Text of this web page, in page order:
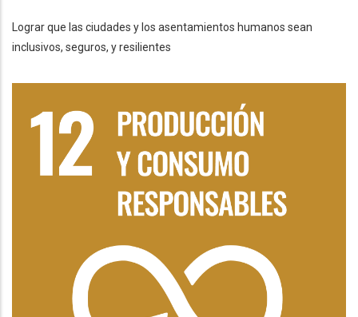
Lograr que las ciudades y los asentamientos humanos sean
inclusivos, seguros, y resilientes